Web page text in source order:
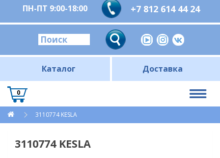
ПН-ПТ 9:00-18:00 +7 812 614 44 24
Каталог Доставка
0
3110774 KESLA
3110774 KESLA